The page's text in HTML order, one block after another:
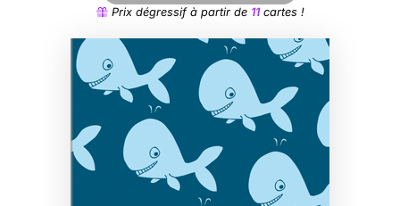
Prix dégressif à partir de 11cartes !